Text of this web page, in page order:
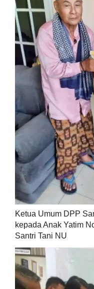
Ketua Umum DPP
kepada Anak Yatim
Santri Tani NU